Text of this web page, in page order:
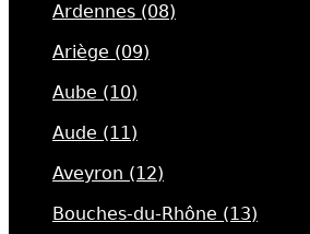
Ardennes (08)
Ariège (09)
Aube (10)
Aude (11)
Aveyron (12)
Bouches-du-Rhône (13)